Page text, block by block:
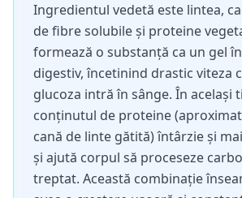
Ingredientul vedetă este lintea,
de fibre solubile și proteine
formează o substanță ca un gel
digestiv, încetinind drastic viteza
glucoza intră în sânge. În același
conținutul de proteine
cană de linte gătită) întârzie și
și ajută corpul să proceseze
treptat. Această combinație